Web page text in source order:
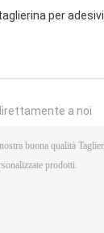
per adesivi
a noi